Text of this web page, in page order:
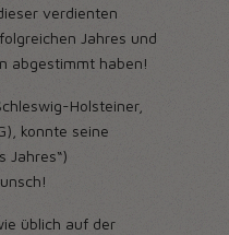
verdienten
Jahres und
abgestimmt haben!
Holsteiner,
konnte seine
Jahres“)
üblich auf der